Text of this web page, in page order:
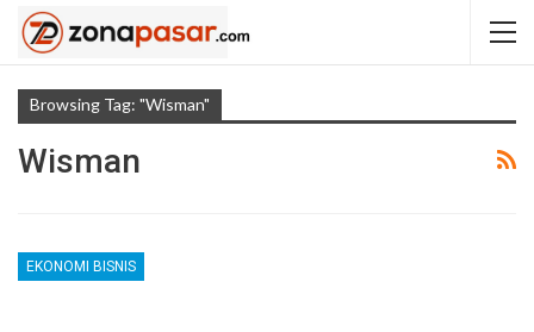
Browsing Tag: "Wisman"
Wisman
EKONOMI BISNIS